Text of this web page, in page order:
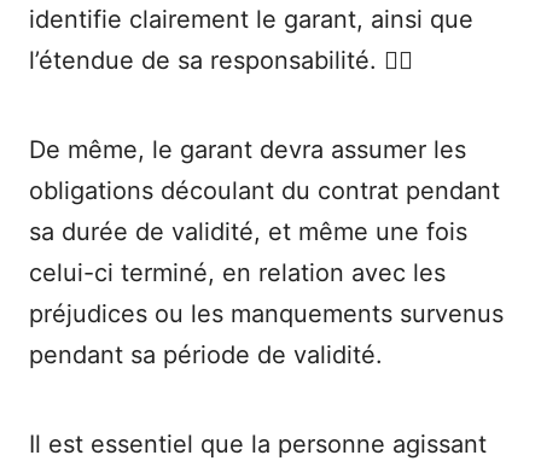
identifie clairement le garant, ainsi que
l’étendue de sa responsabilité. 🧑‍⚖️
De même, le garant devra assumer les
obligations découlant du contrat pendant
sa durée de validité, et même une fois
celui-ci terminé, en relation avec les
préjudices ou les manquements survenus
pendant sa période de validité.
Il est essentiel que la personne agissant